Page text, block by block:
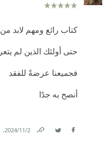
كتاب رائع ومهم لابد
حتى أولئك الذين لم
فجميعنا عرضةً للفقد
أنصح به جدًا
2‏/11‏/2024
.